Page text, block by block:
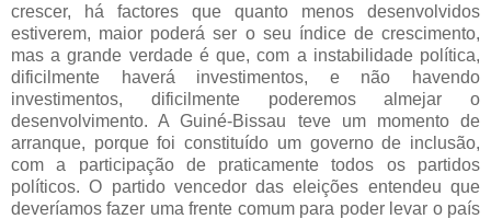
crescer, há factores que quanto menos desenvolvidos
estiverem, maior poderá ser o seu índice de crescimento,
mas a grande verdade é que, com a instabilidade política,
dificilmente haverá investimentos, e não havendo
investimentos, dificilmente poderemos almejar o
desenvolvimento. A Guiné-Bissau teve um momento de
arranque, porque foi constituído um governo de inclusão,
com a participação de praticamente todos os partidos
políticos. O partido vencedor das eleições entendeu que
deveríamos fazer uma frente comum para poder levar o país